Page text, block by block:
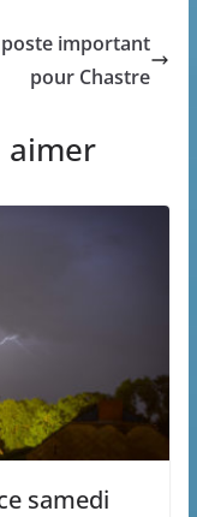
poste important
pour Chastre
aimer
samedi